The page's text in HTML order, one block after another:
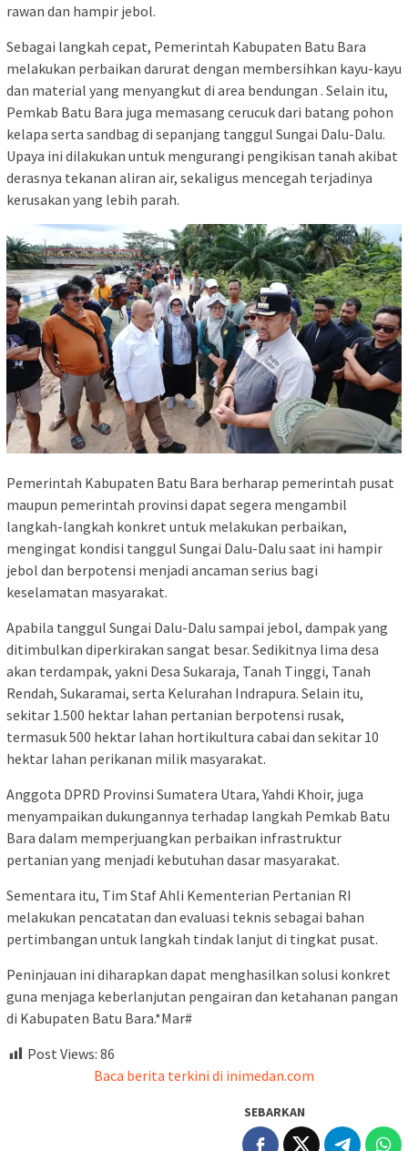
rawan dan hampir jebol.
Sebagai langkah cepat, Pemerintah Kabupaten Batu Bara
melakukan perbaikan darurat dengan membersihkan kayu-kayu
dan material yang menyangkut di area bendungan . Selain itu,
Pemkab Batu Bara juga memasang cerucuk dari batang pohon
kelapa serta sandbag di sepanjang tanggul Sungai Dalu-Dalu.
Upaya ini dilakukan untuk mengurangi pengikisan tanah akibat
derasnya tekanan aliran air, sekaligus mencegah terjadinya
kerusakan yang lebih parah.
Pemerintah Kabupaten Batu Bara berharap pemerintah pusat
maupun pemerintah provinsi dapat segera mengambil
langkah-langkah konkret untuk melakukan perbaikan,
mengingat kondisi tanggul Sungai Dalu-Dalu saat ini hampir
jebol dan berpotensi menjadi ancaman serius bagi
keselamatan masyarakat.
Apabila tanggul Sungai Dalu-Dalu sampai jebol, dampak yang
ditimbulkan diperkirakan sangat besar. Sedikitnya lima desa
akan terdampak, yakni Desa Sukaraja, Tanah Tinggi, Tanah
Rendah, Sukaramai, serta Kelurahan Indrapura. Selain itu,
sekitar 1.500 hektar lahan pertanian berpotensi rusak,
termasuk 500 hektar lahan hortikultura cabai dan sekitar 10
hektar lahan perikanan milik masyarakat.
Anggota DPRD Provinsi Sumatera Utara, Yahdi Khoir, juga
menyampaikan dukungannya terhadap langkah Pemkab Batu
Bara dalam memperjuangkan perbaikan infrastruktur
pertanian yang menjadi kebutuhan dasar masyarakat.
Sementara itu, Tim Staf Ahli Kementerian Pertanian RI
melakukan pencatatan dan evaluasi teknis sebagai bahan
pertimbangan untuk langkah tindak lanjut di tingkat pusat.
Peninjauan ini diharapkan dapat menghasilkan solusi konkret
guna menjaga keberlanjutan pengairan dan ketahanan pangan
di Kabupaten Batu Bara.*Mar#
Post Views: 86
Baca berita terkini di inimedan.com
SEBARKAN